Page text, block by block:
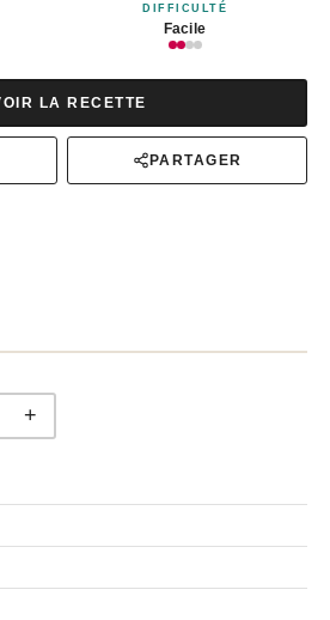
DIFFICULTÉ
Facile
LA RECETTE
PARTAGER
+